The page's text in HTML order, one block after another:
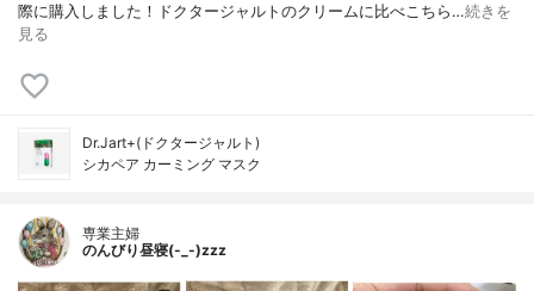
際に購入しました！ドクタージャルトのクリームに比べこちら…続きを
見る
Dr.Jart+(ドクタージャルト)
シカペア カーミング マスク
専業主婦
のんびり昼寝(-_-)zzz